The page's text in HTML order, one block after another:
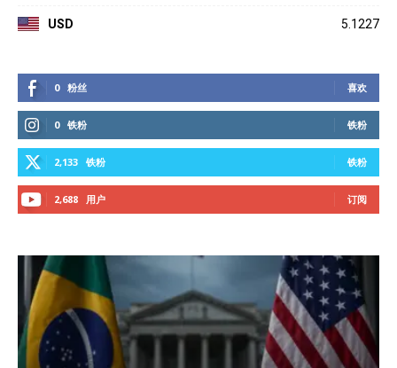
USD 5.1227
0 粉丝 喜欢
0 铁粉 铁粉
2,133 铁粉 铁粉
2,688 用户 订阅